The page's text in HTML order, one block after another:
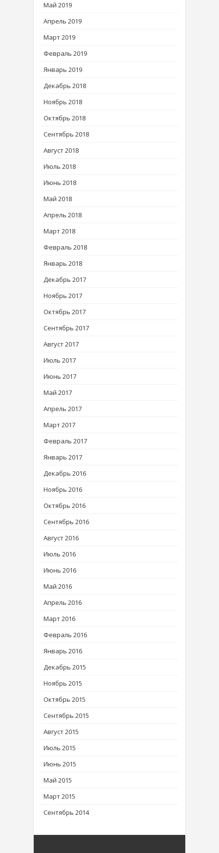
Май 2019
Апрель 2019
Март 2019
Февраль 2019
Январь 2019
Декабрь 2018
Ноябрь 2018
Октябрь 2018
Сентябрь 2018
Август 2018
Июль 2018
Июнь 2018
Май 2018
Апрель 2018
Март 2018
Февраль 2018
Январь 2018
Декабрь 2017
Ноябрь 2017
Октябрь 2017
Сентябрь 2017
Август 2017
Июль 2017
Июнь 2017
Май 2017
Апрель 2017
Март 2017
Февраль 2017
Январь 2017
Декабрь 2016
Ноябрь 2016
Октябрь 2016
Сентябрь 2016
Август 2016
Июль 2016
Июнь 2016
Май 2016
Апрель 2016
Март 2016
Февраль 2016
Январь 2016
Декабрь 2015
Ноябрь 2015
Октябрь 2015
Сентябрь 2015
Август 2015
Июль 2015
Июнь 2015
Май 2015
Март 2015
Сентябрь 2014